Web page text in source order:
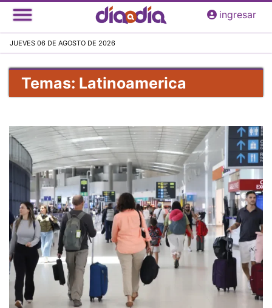
Pasar
al
principal
ingresar
JUEVES 06 DE AGOSTO DE 2026
Temas: Latinoamerica